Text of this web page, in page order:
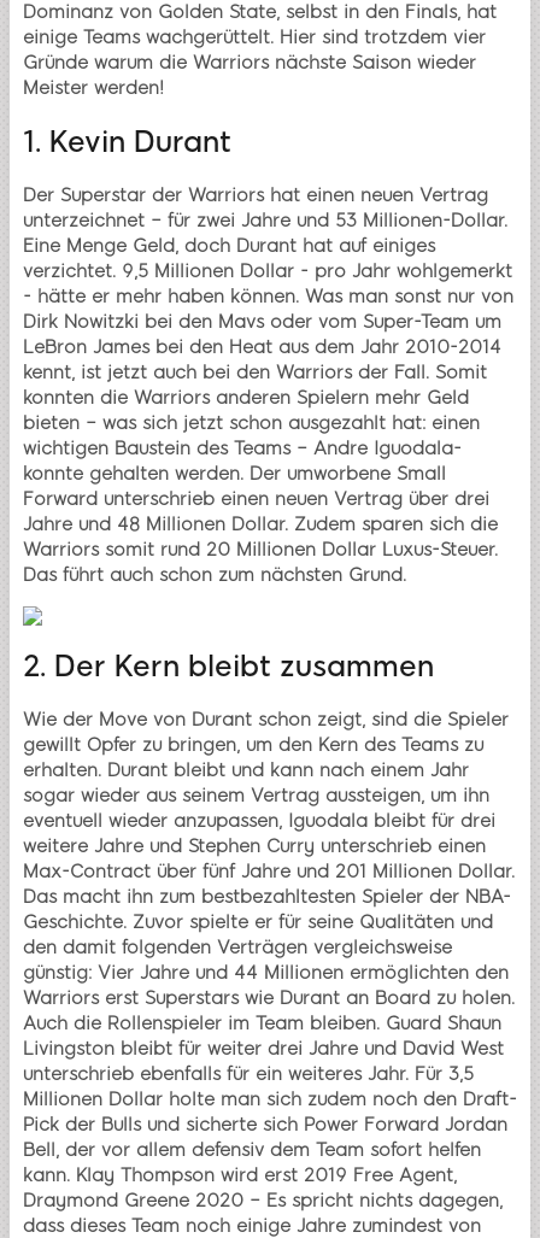
Dominanz von Golden State, selbst in den Finals, hat
einige Teams wachgerüttelt. Hier sind trotzdem vier
Gründe warum die Warriors nächste Saison wieder
Meister werden!
1. Kevin Durant
Der Superstar der Warriors hat einen neuen Vertrag
unterzeichnet – für zwei Jahre und 53 Millionen-Dollar.
Eine Menge Geld, doch Durant hat auf einiges
verzichtet. 9,5 Millionen Dollar - pro Jahr wohlgemerkt
- hätte er mehr haben können. Was man sonst nur von
Dirk Nowitzki bei den Mavs oder vom Super-Team um
LeBron James bei den Heat aus dem Jahr 2010-2014
kennt, ist jetzt auch bei den Warriors der Fall. Somit
konnten die Warriors anderen Spielern mehr Geld
bieten – was sich jetzt schon ausgezahlt hat: einen
wichtigen Baustein des Teams – Andre Iguodala-
konnte gehalten werden. Der umworbene Small
Forward unterschrieb einen neuen Vertrag über drei
Jahre und 48 Millionen Dollar. Zudem sparen sich die
Warriors somit rund 20 Millionen Dollar Luxus-Steuer.
Das führt auch schon zum nächsten Grund.
2. Der Kern bleibt zusammen
Wie der Move von Durant schon zeigt, sind die Spieler
gewillt Opfer zu bringen, um den Kern des Teams zu
erhalten. Durant bleibt und kann nach einem Jahr
sogar wieder aus seinem Vertrag aussteigen, um ihn
eventuell wieder anzupassen, Iguodala bleibt für drei
weitere Jahre und Stephen Curry unterschrieb einen
Max-Contract über fünf Jahre und 201 Millionen Dollar.
Das macht ihn zum bestbezahltesten Spieler der NBA-
Geschichte. Zuvor spielte er für seine Qualitäten und
den damit folgenden Verträgen vergleichsweise
günstig: Vier Jahre und 44 Millionen ermöglichten den
Warriors erst Superstars wie Durant an Board zu holen.
Auch die Rollenspieler im Team bleiben. Guard Shaun
Livingston bleibt für weiter drei Jahre und David West
unterschrieb ebenfalls für ein weiteres Jahr. Für 3,5
Millionen Dollar holte man sich zudem noch den Draft-
Pick der Bulls und sicherte sich Power Forward Jordan
Bell, der vor allem defensiv dem Team sofort helfen
kann. Klay Thompson wird erst 2019 Free Agent,
Draymond Greene 2020 – Es spricht nichts dagegen,
dass dieses Team noch einige Jahre zumindest von